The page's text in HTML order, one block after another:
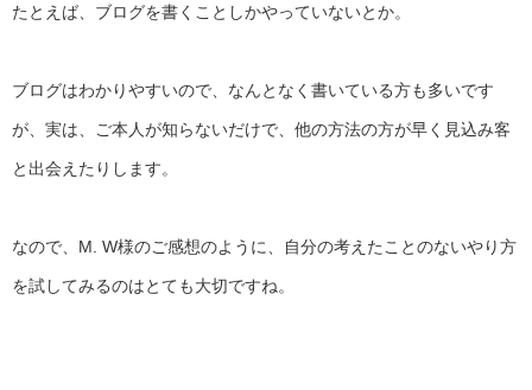
たとえば、ブログを書くことしかやっていないとか。
ブログはわかりやすいので、 なんとなく書いている方も多いです
が、実は、 ご本人が知らないだけで、 他の方法の方が早く見込み客
と出会えたりします。
なので、M. W様のご感想のように、 自分の考えたことのないやり方
を試してみるのはとても大切ですね。